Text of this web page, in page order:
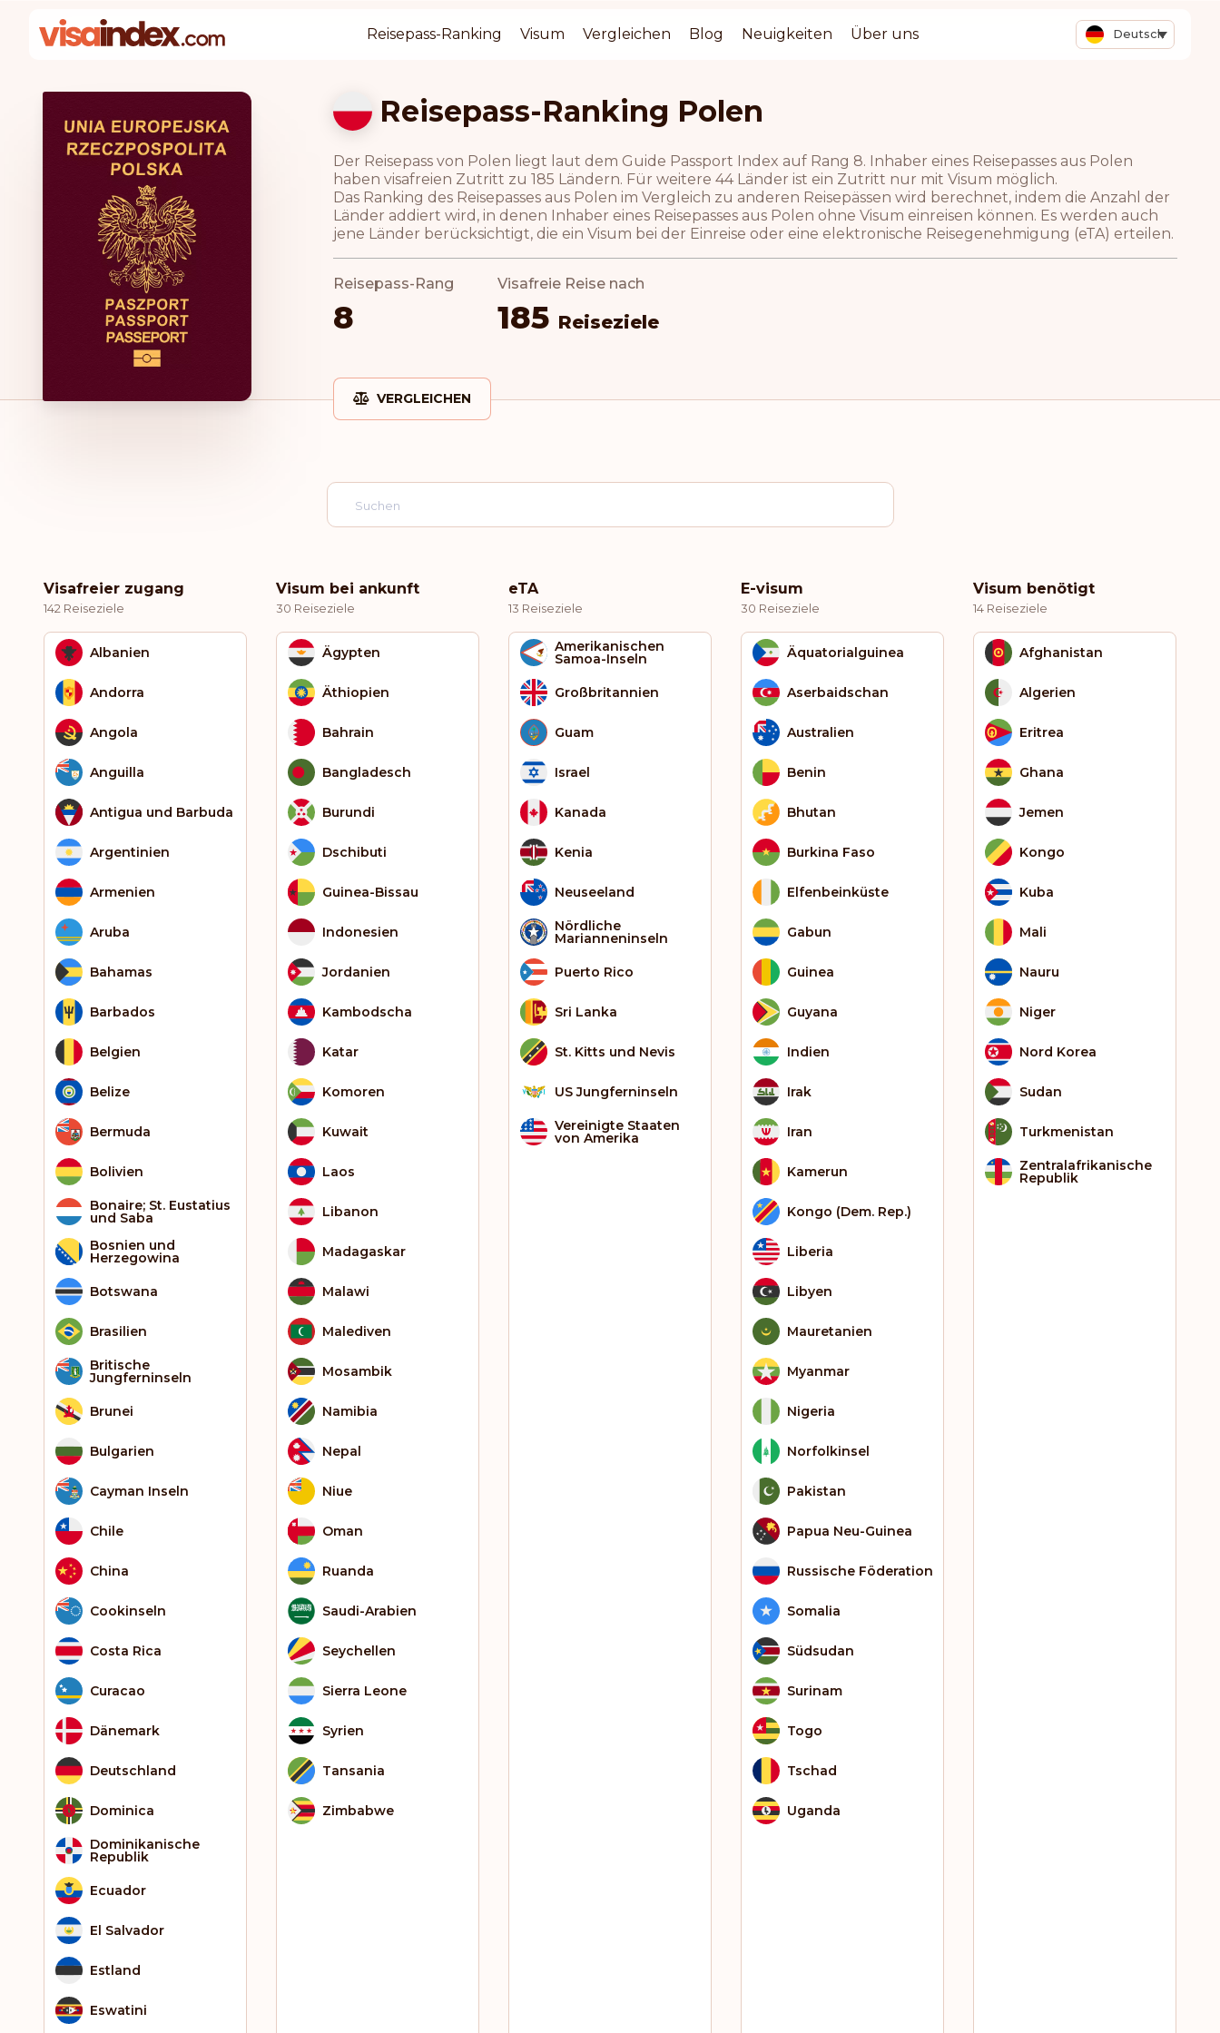
Deutsch
Reisepass-Ranking Visum Vergleichen Blog Neuigkeiten Über uns
Reisepass-Ranking Polen
Der Reisepass von Polen liegt laut dem Guide Passport Index auf Rang 8. Inhaber eines Reisepasses aus Polen
haben visafreien Zutritt zu 185 Ländern. Für weitere 44 Länder ist ein Zutritt nur mit Visum möglich.
Das Ranking des Reisepasses aus Polen im Vergleich zu anderen Reisepässen wird berechnet, indem die Anzahl der
Länder addiert wird, in denen Inhaber eines Reisepasses aus Polen ohne Visum einreisen können. Es werden auch
jene Länder berücksichtigt, die ein Visum bei der Einreise oder eine elektronische Reisegenehmigung (eTA) erteilen.
Reisepass-Rang
8
Visafreie Reise nach
185 Reiseziele
VERGLEICHEN
Visafreier zugang
142 Reiseziele
Albanien
Andorra
Angola
Anguilla
Antigua und Barbuda
Argentinien
Armenien
Aruba
Bahamas
Barbados
Belgien
Belize
Bermuda
Bolivien
Bonaire; St. Eustatius
und Saba
Bosnien und
Herzegowina
Botswana
Brasilien
Britische
Jungferninseln
Brunei
Bulgarien
Cayman Inseln
Chile
China
Cookinseln
Costa Rica
Curacao
Dänemark
Deutschland
Dominica
Dominikanische
Republik
Ecuador
El Salvador
Estland
Eswatini
Visum bei ankunft
30 Reiseziele
Ägypten
Äthiopien
Bahrain
Bangladesch
Burundi
Dschibuti
Guinea-Bissau
Indonesien
Jordanien
Kambodscha
Katar
Komoren
Kuwait
Laos
Libanon
Madagaskar
Malawi
Malediven
Mosambik
Namibia
Nepal
Niue
Oman
Ruanda
Saudi-Arabien
Seychellen
Sierra Leone
Syrien
Tansania
Zimbabwe
eTA
13 Reiseziele
Amerikanischen
Samoa-Inseln
Großbritannien
Guam
Israel
Kanada
Kenia
Neuseeland
Nördliche
Marianneninseln
Puerto Rico
Sri Lanka
St. Kitts und Nevis
US Jungferninseln
Vereinigte Staaten
von Amerika
E-visum
30 Reiseziele
Äquatorialguinea
Aserbaidschan
Australien
Benin
Bhutan
Burkina Faso
Elfenbeinküste
Gabun
Guinea
Guyana
Indien
Irak
Iran
Kamerun
Kongo (Dem. Rep.)
Liberia
Libyen
Mauretanien
Myanmar
Nigeria
Norfolkinsel
Pakistan
Papua Neu-Guinea
Russische Föderation
Somalia
Südsudan
Surinam
Togo
Tschad
Uganda
Visum benötigt
14 Reiseziele
Afghanistan
Algerien
Eritrea
Ghana
Jemen
Kongo
Kuba
Mali
Nauru
Niger
Nord Korea
Sudan
Turkmenistan
Zentralafrikanische
Republik